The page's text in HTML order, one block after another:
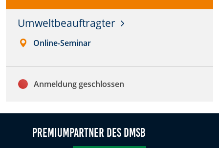
Umweltbeauftragter
Online-Seminar
Anmeldung geschlossen
Premiumpartner des DMSB
Cookie Consent
cookie_consent
DMSB
Dieser Cookie speichert die gewählten Cookie-